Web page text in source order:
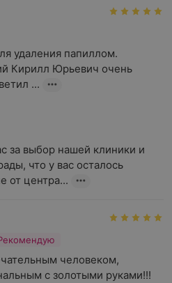
удаления папиллом.
Кирилл Юрьевич очень
...
за выбор нашей клиники и
что у вас осталось
от центра...
человеком,
с золотыми руками!!!